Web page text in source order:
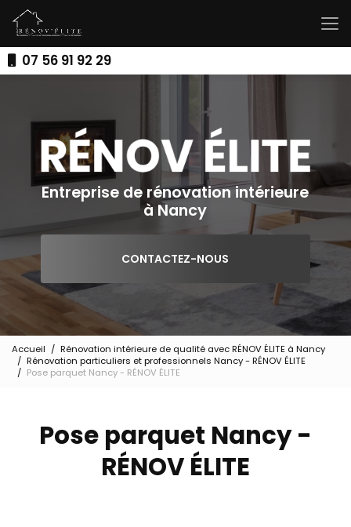
au
contenu
principal07 56 91 92 29
Entreprise de rénovation intérieure
à Nancy
CONTACTEZ-NOUS
Accueil
Rénovation intérieure de qualité avec RÉNOV ÉLITE à Nancy
Rénovation particuliers et professionnels Nancy - RÉNOV ÉLITE
Pose parquet Nancy - RÉNOV ÉLITE
Pose parquet Nancy -
RÉNOV ÉLITE